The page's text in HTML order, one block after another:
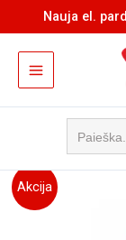
prie
turinio
Nauja el.
Akcija